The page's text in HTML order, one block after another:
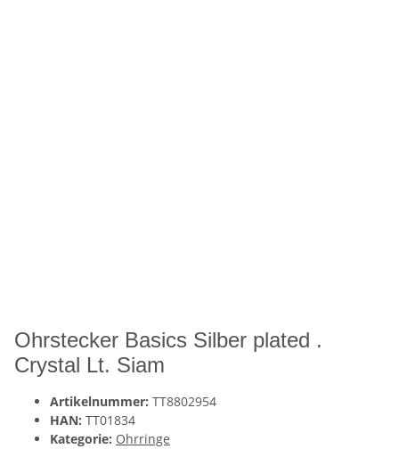
Ohrstecker Basics Silber plated .
Crystal Lt. Siam
Artikelnummer: TT8802954
HAN: TT01834
Kategorie: Ohrringe